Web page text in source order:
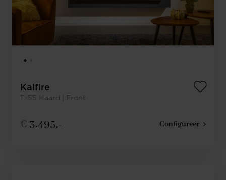
Kalfire
E-55 Haard | Front
€ 3.495,- Configureer